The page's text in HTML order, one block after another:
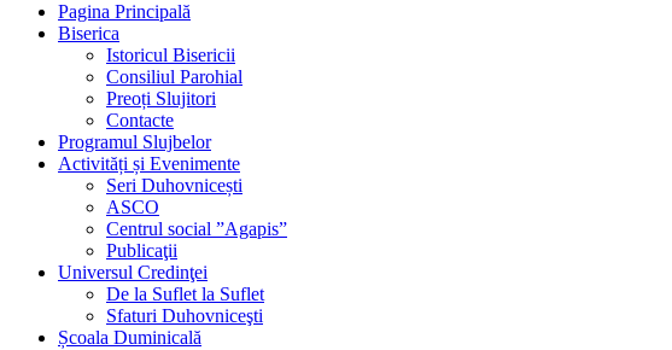
Pagina Principală
Biserica
Istoricul Bisericii
Consiliul Parohial
Preoți Slujitori
Contacte
Programul Slujbelor
Activități și Evenimente
Seri Duhovnicești
ASCO
Centrul social ”Agapis”
Publicaţii
Universul Credinţei
De la Suflet la Suflet
Sfaturi Duhovniceşti
Școala Duminicală